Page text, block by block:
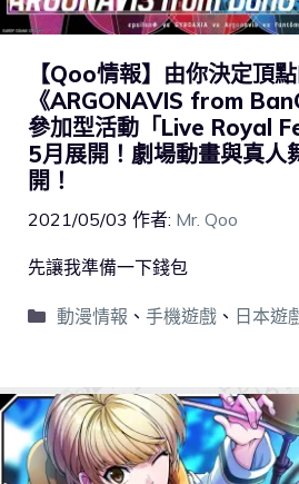
【Qoo情報】由你決定頂
《ARGONAVIS from
參加型活動「Live Royal
5月展開！劇場動畫與真人
開！
2021/05/03 作者: Mr. Qoo
先讓我準備一下錢包
動漫情報 、 手機遊戲、 日本遊